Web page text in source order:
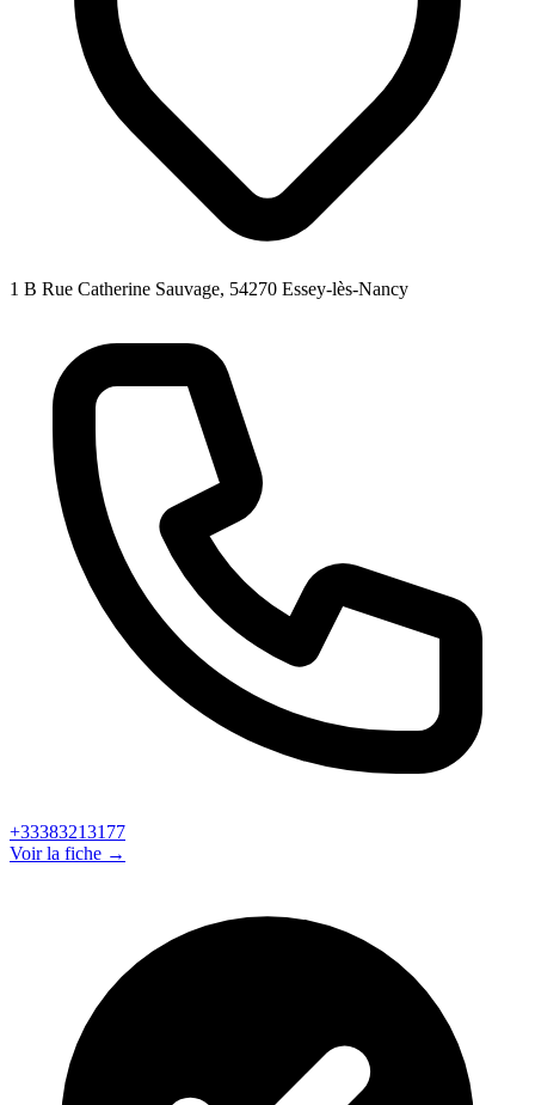
1 B Rue Catherine Sauvage, 54270 Essey-lès-Nancy
+33383213177
Voir la fiche →